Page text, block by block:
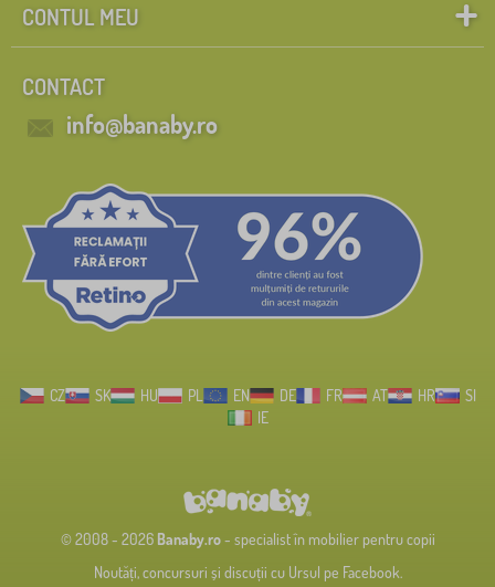
CONTUL MEU
CONTACT
info@banaby.ro
CZ SK HU PL EN DE FR AT HR
SI
IE
© 2008 - 2026 Banaby.ro- specialist în mobilier pentru copii
Noutăți, concursuri și discuții cu Ursul pe Facebook.